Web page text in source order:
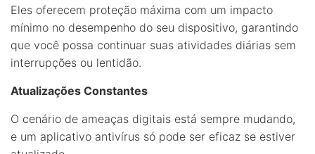
Eles oferecem proteção máxima com um impacto
mínimo no desempenho do seu dispositivo, garantindo
que você possa continuar suas atividades diárias sem
interrupções ou lentidão.
Atualizações Constantes
O cenário de ameaças digitais está sempre mudando,
e um aplicativo antivírus só pode ser eficaz se estiver